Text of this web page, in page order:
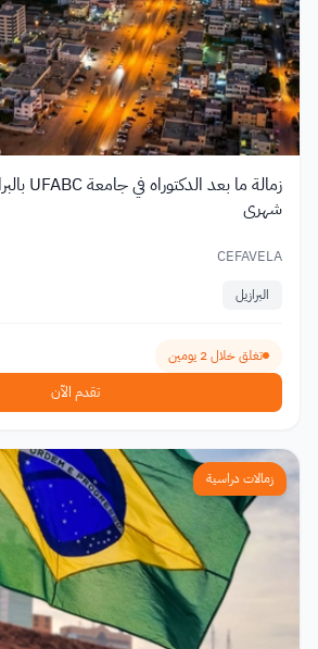
شهري
CEFAVELA
البرازيل
تغلق خلال 2 يومين
تقدم الآن
زمالات دراسية